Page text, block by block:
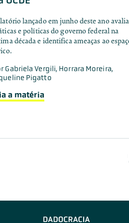
lançado em junho deste ano
e políticas do governo federal na
década e identifica ameaças ao
Gabriela Vergili, Horrara Moreira,
Pigatto
a matéria